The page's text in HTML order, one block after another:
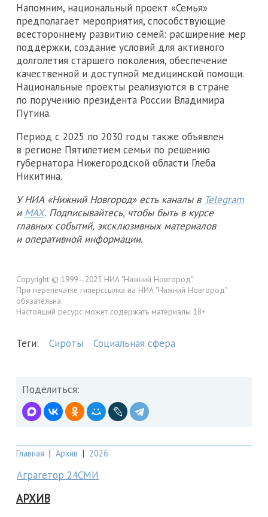
Напомним, национальный проект «Семья»
предполагает мероприятия, способствующие
всестороннему развитию семей: расширение мер
поддержки, создание условий для активного
долголетия старшего поколения, обеспечение
качественной и доступной медицинской помощи.
Национальные проекты реализуются в стране
по поручению президента России Владимира
Путина.
Период с 2025 по 2030 годы также объявлен
в регионе Пятилетием семьи по решению
губернатора Нижегородской области Глеба
Никитина.
У НИА «Нижний Новгород» есть каналы в Telegram
и MAX. Подписывайтесь, чтобы быть в курсе
главных событий, эксклюзивных материалов
и оперативной информации.
Copyright © 1999—2025 НИА "Нижний Новгород".
При перепечатке гиперссылка на НИА "Нижний Новгород"
обязательна.
Настоящий ресурс может содержать материалы 18+
Теги: Сироты Социальная сфера
Поделиться:
Главная | Архив | 2026
Аграгетор 24СМИ
АРХИВ